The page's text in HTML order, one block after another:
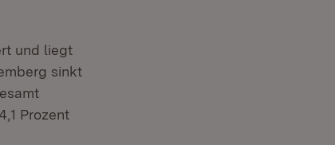
und liegt
sinkt
Prozent